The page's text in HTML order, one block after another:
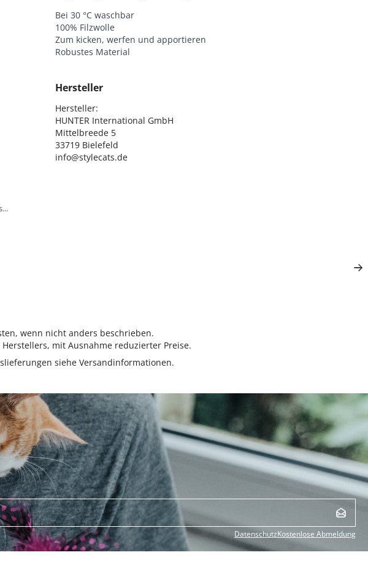
Bei 30 °C waschbar
100% Filzwolle
Zum kicken, werfen und apportieren
Robustes Material
Hersteller
Hersteller:
HUNTER International GmbH
Mittelbreede 5
33719 Bielefeld
info@stylecats.de
wenn nicht anders beschrieben.
mit Ausnahme reduzierter Preise.
siehe Versandinformationen.
DatenschutzKostenlose Abmeldung